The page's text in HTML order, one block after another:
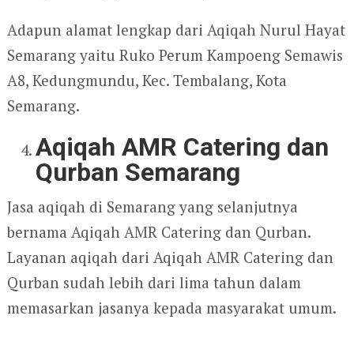
Adapun alamat lengkap dari Aqiqah Nurul Hayat
Semarang yaitu Ruko Perum Kampoeng Semawis
A8, Kedungmundu, Kec. Tembalang, Kota
Semarang.
Aqiqah AMR Catering dan
Qurban Semarang
Jasa aqiqah di Semarang yang selanjutnya
bernama Aqiqah AMR Catering dan Qurban.
Layanan aqiqah dari Aqiqah AMR Catering dan
Qurban sudah lebih dari lima tahun dalam
memasarkan jasanya kepada masyarakat umum.